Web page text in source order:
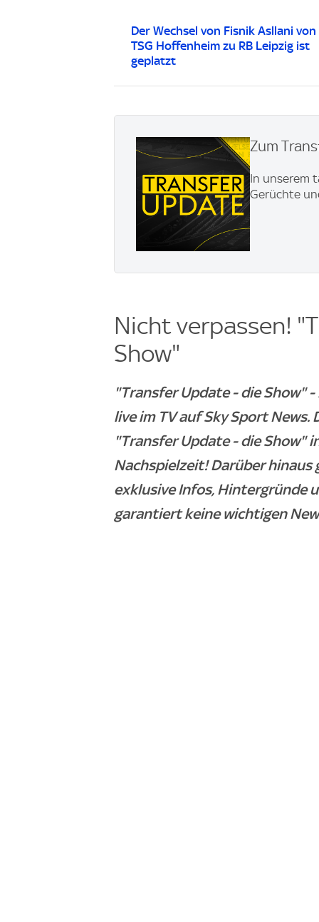
Der Wechsel von Fisnik Asllani
TSG Hoffenheim zu RB Leipzig ist
geplatzt
Zum
In unserem
Gerüchte
Nicht verpassen!
Show"
"Transfer Update - die Show"
live im TV auf Sky Sport
"Transfer Update - die Show"
Nachspielzeit! Darüber hinaus
exklusive Infos, Hintergründe
garantiert keine wichtigen